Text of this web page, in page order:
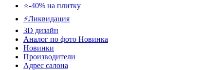
⭐-40% на плитку
⚡️Ликвидация
3D дизайн
Аналог по фото Новинка
Новинки
Производители
Адрес салона